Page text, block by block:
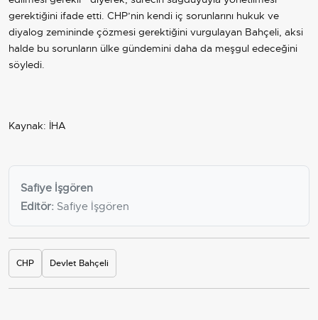
gerektiğini ifade etti. CHP’nin kendi iç sorunlarını hukuk ve
diyalog zemininde çözmesi gerektiğini vurgulayan Bahçeli, aksi
halde bu sorunların ülke gündemini daha da meşgul edeceğini
söyledi.
Kaynak: İHA
Safiye İşgören
Editör: Safiye İşgören
CHP Devlet Bahçeli